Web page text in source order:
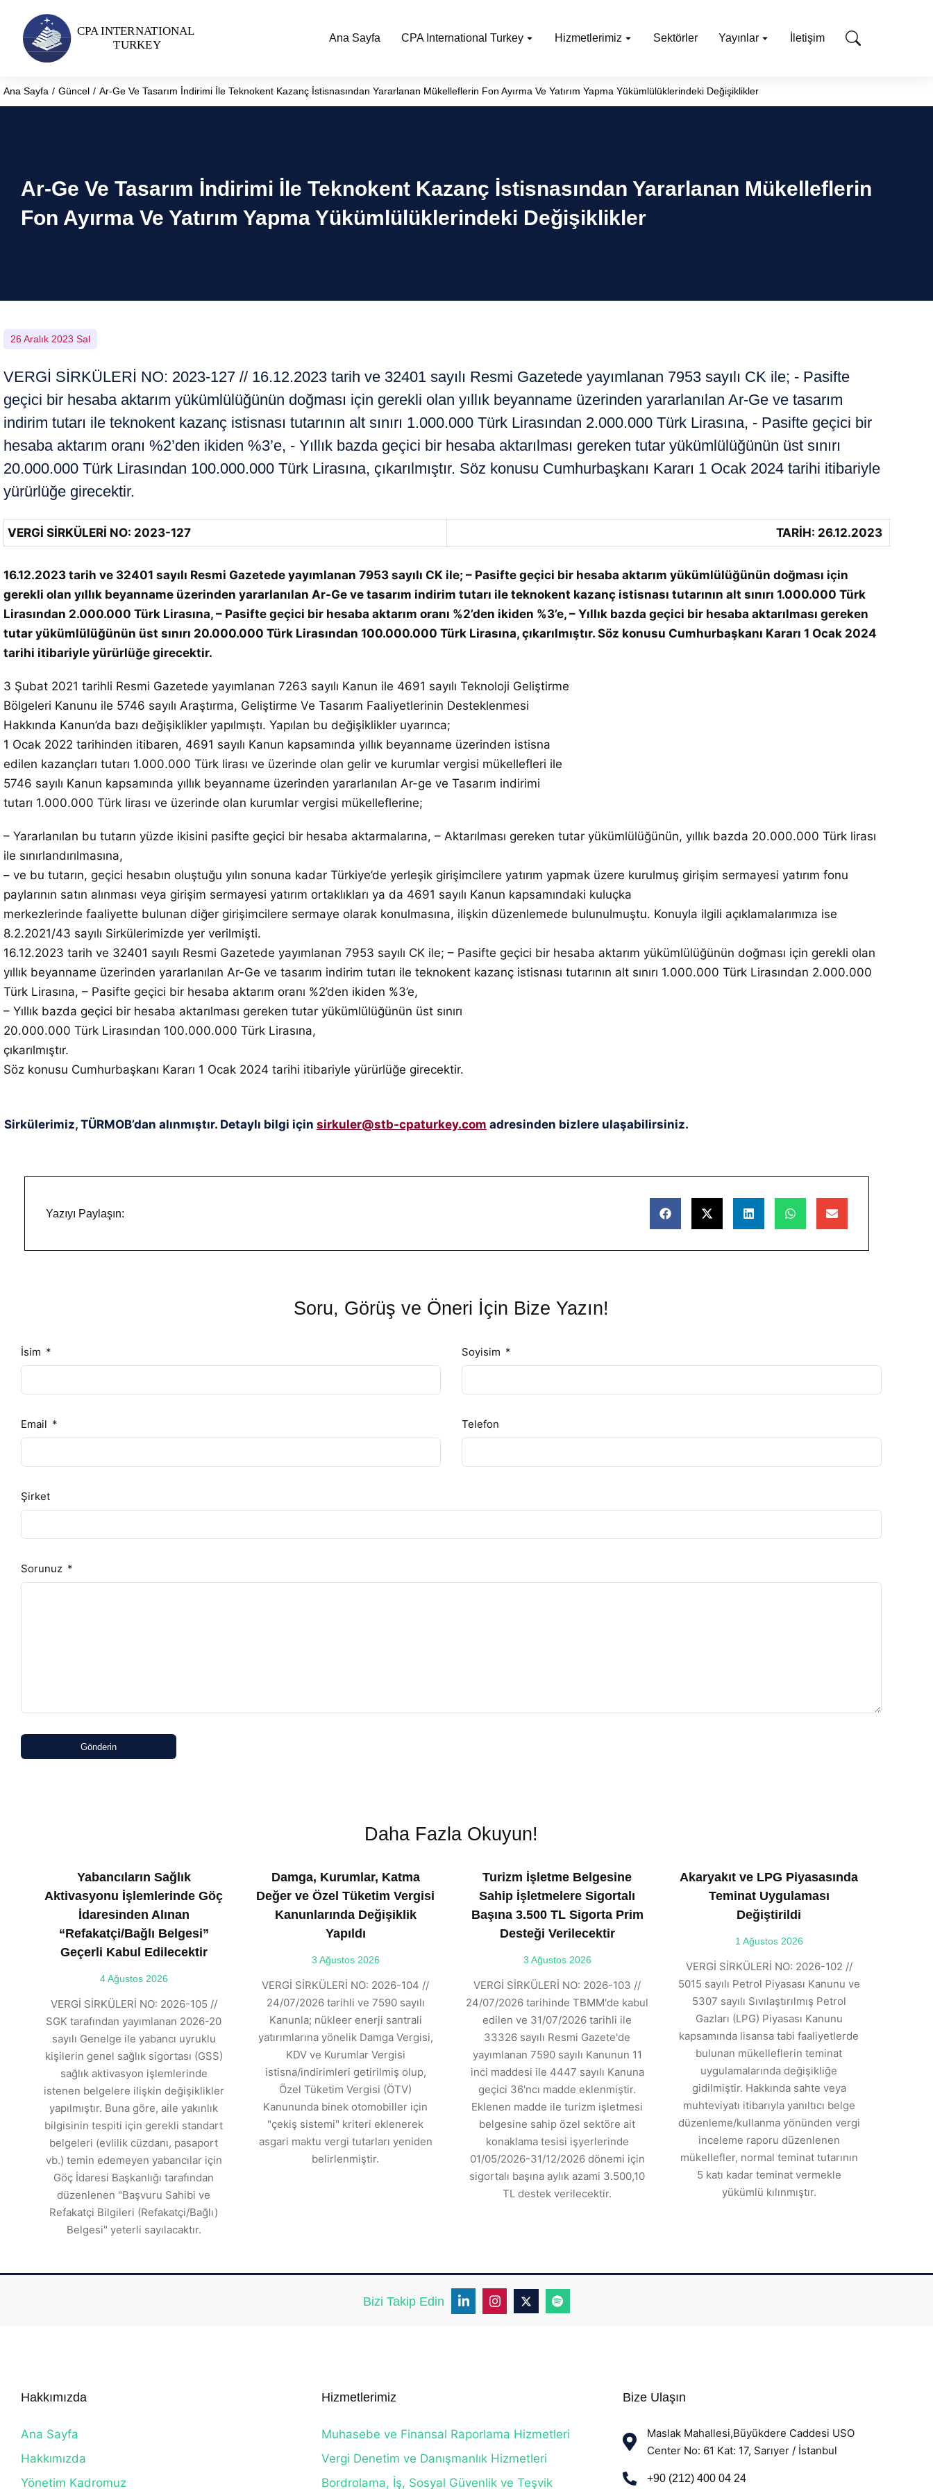
Ana Sayfa CPA International Turkey Hizmetlerimiz Sektörler Yayınlar İletişim
You are here:
Ana Sayfa Güncel Ar-Ge Ve Tasarım İndirimi İle Teknokent Kazanç İstisnasından Yararlanan Mükelleflerin Fon Ayırma Ve Yatırım Yapma Yükümlülüklerindeki Değişiklikler
Ar-Ge Ve Tasarım İndirimi İle Teknokent Kazanç İstisnasından Yararlanan Mükelleflerin
Fon Ayırma Ve Yatırım Yapma Yükümlülüklerindeki Değişiklikler
26 Aralık 2023 Sal
VERGİ SİRKÜLERİ NO: 2023-127 // 16.12.2023 tarih ve 32401 sayılı Resmi Gazetede yayımlanan 7953 sayılı CK ile; - Pasifte
geçici bir hesaba aktarım yükümlülüğünün doğması için gerekli olan yıllık beyanname üzerinden yararlanılan Ar-Ge ve tasarım
indirim tutarı ile teknokent kazanç istisnası tutarının alt sınırı 1.000.000 Türk Lirasından 2.000.000 Türk Lirasına, - Pasifte geçici bir
hesaba aktarım oranı %2’den ikiden %3’e, - Yıllık bazda geçici bir hesaba aktarılması gereken tutar yükümlülüğünün üst sınırı
20.000.000 Türk Lirasından 100.000.000 Türk Lirasına, çıkarılmıştır. Söz konusu Cumhurbaşkanı Kararı 1 Ocak 2024 tarihi itibariyle
yürürlüğe girecektir.
VERGİ SİRKÜLERİ NO: 2023-127 TARİH: 26.12.2023
16.12.2023 tarih ve 32401 sayılı Resmi Gazetede yayımlanan 7953 sayılı CK ile; – Pasifte geçici bir hesaba aktarım yükümlülüğünün doğması için
gerekli olan yıllık beyanname üzerinden yararlanılan Ar-Ge ve tasarım indirim tutarı ile teknokent kazanç istisnası tutarının alt sınırı 1.000.000 Türk
Lirasından 2.000.000 Türk Lirasına, – Pasifte geçici bir hesaba aktarım oranı %2’den ikiden %3’e, – Yıllık bazda geçici bir hesaba aktarılması gereken
tutar yükümlülüğünün üst sınırı 20.000.000 Türk Lirasından 100.000.000 Türk Lirasına, çıkarılmıştır. Söz konusu Cumhurbaşkanı Kararı 1 Ocak 2024
tarihi itibariyle yürürlüğe girecektir.
3 Şubat 2021 tarihli Resmi Gazetede yayımlanan 7263 sayılı Kanun ile 4691 sayılı Teknoloji Geliştirme
Bölgeleri Kanunu ile 5746 sayılı Araştırma, Geliştirme Ve Tasarım Faaliyetlerinin Desteklenmesi
Hakkında Kanun’da bazı değişiklikler yapılmıştı. Yapılan bu değişiklikler uyarınca;
1 Ocak 2022 tarihinden itibaren, 4691 sayılı Kanun kapsamında yıllık beyanname üzerinden istisna
edilen kazançları tutarı 1.000.000 Türk lirası ve üzerinde olan gelir ve kurumlar vergisi mükellefleri ile
5746 sayılı Kanun kapsamında yıllık beyanname üzerinden yararlanılan Ar-ge ve Tasarım indirimi
tutarı 1.000.000 Türk lirası ve üzerinde olan kurumlar vergisi mükelleflerine;
– Yararlanılan bu tutarın yüzde ikisini pasifte geçici bir hesaba aktarmalarına, – Aktarılması gereken tutar yükümlülüğünün, yıllık bazda 20.000.000 Türk lirası
ile sınırlandırılmasına,
– ve bu tutarın, geçici hesabın oluştuğu yılın sonuna kadar Türkiye’de yerleşik girişimcilere yatırım yapmak üzere kurulmuş girişim sermayesi yatırım fonu
paylarının satın alınması veya girişim sermayesi yatırım ortaklıkları ya da 4691 sayılı Kanun kapsamındaki kuluçka
merkezlerinde faaliyette bulunan diğer girişimcilere sermaye olarak konulmasına, ilişkin düzenlemede bulunulmuştu. Konuyla ilgili açıklamalarımıza ise
8.2.2021/43 sayılı Sirkülerimizde yer verilmişti.
16.12.2023 tarih ve 32401 sayılı Resmi Gazetede yayımlanan 7953 sayılı CK ile; – Pasifte geçici bir hesaba aktarım yükümlülüğünün doğması için gerekli olan
yıllık beyanname üzerinden yararlanılan Ar-Ge ve tasarım indirim tutarı ile teknokent kazanç istisnası tutarının alt sınırı 1.000.000 Türk Lirasından 2.000.000
Türk Lirasına, – Pasifte geçici bir hesaba aktarım oranı %2’den ikiden %3’e,
– Yıllık bazda geçici bir hesaba aktarılması gereken tutar yükümlülüğünün üst sınırı
20.000.000 Türk Lirasından 100.000.000 Türk Lirasına,
çıkarılmıştır.
Söz konusu Cumhurbaşkanı Kararı 1 Ocak 2024 tarihi itibariyle yürürlüğe girecektir.
Sirkülerimiz, TÜRMOB’dan alınmıştır. Detaylı bilgi için sirkuler@stb-cpaturkey.com adresinden bizlere ulaşabilirsiniz.
Yazıyı Paylaşın:
Soru, Görüş ve Öneri İçin Bize Yazın!
İsim Soyisim
Email Telefon
Şirket
Sorunuz
Gönderin
Daha Fazla Okuyun!
Yabancıların Sağlık
Aktivasyonu İşlemlerinde Göç
İdaresinden Alınan
“Refakatçi/Bağlı Belgesi”
Geçerli Kabul Edilecektir
4 Ağustos 2026
VERGİ SİRKÜLERİ NO: 2026-105 //
SGK tarafından yayımlanan 2026-20
sayılı Genelge ile yabancı uyruklu
kişilerin genel sağlık sigortası (GSS)
sağlık aktivasyon işlemlerinde
istenen belgelere ilişkin değişiklikler
yapılmıştır. Buna göre, aile yakınlık
bilgisinin tespiti için gerekli standart
belgeleri (evlilik cüzdanı, pasaport
vb.) temin edemeyen yabancılar için
Göç İdaresi Başkanlığı tarafından
düzenlenen "Başvuru Sahibi ve
Refakatçi Bilgileri (Refakatçi/Bağlı)
Belgesi" yeterli sayılacaktır.
Damga, Kurumlar, Katma
Değer ve Özel Tüketim Vergisi
Kanunlarında Değişiklik
Yapıldı
3 Ağustos 2026
VERGİ SİRKÜLERİ NO: 2026-104 //
24/07/2026 tarihli ve 7590 sayılı
Kanunla; nükleer enerji santrali
yatırımlarına yönelik Damga Vergisi,
KDV ve Kurumlar Vergisi
istisna/indirimleri getirilmiş olup,
Özel Tüketim Vergisi (ÖTV)
Kanununda binek otomobiller için
"çekiş sistemi" kriteri eklenerek
asgari maktu vergi tutarları yeniden
belirlenmiştir.
Turizm İşletme Belgesine
Sahip İşletmelere Sigortalı
Başına 3.500 TL Sigorta Prim
Desteği Verilecektir
3 Ağustos 2026
VERGİ SİRKÜLERİ NO: 2026-103 //
24/07/2026 tarihinde TBMM'de kabul
edilen ve 31/07/2026 tarihli ile
33326 sayılı Resmi Gazete'de
yayımlanan 7590 sayılı Kanunun 11
inci maddesi ile 4447 sayılı Kanuna
geçici 36'ncı madde eklenmiştir.
Eklenen madde ile turizm işletmesi
belgesine sahip özel sektöre ait
konaklama tesisi işyerlerinde
01/05/2026-31/12/2026 dönemi için
sigortalı başına aylık azami 3.500,10
TL destek verilecektir.
Akaryakıt ve LPG Piyasasında
Teminat Uygulaması
Değiştirildi
1 Ağustos 2026
VERGİ SİRKÜLERİ NO: 2026-102 //
5015 sayılı Petrol Piyasası Kanunu ve
5307 sayılı Sıvılaştırılmış Petrol
Gazları (LPG) Piyasası Kanunu
kapsamında lisansa tabi faaliyetlerde
bulunan mükelleflerin teminat
uygulamalarında değişikliğe
gidilmiştir. Hakkında sahte veya
muhteviyatı itibarıyla yanıltıcı belge
düzenleme/kullanma yönünden vergi
inceleme raporu düzenlenen
mükellefler, normal teminat tutarının
5 katı kadar teminat vermekle
yükümlü kılınmıştır.
Bizi Takip Edin
Hakkımızda
Ana Sayfa
Hakkımızda
Yönetim Kadromuz
Hizmetlerimiz
Muhasebe ve Finansal Raporlama Hizmetleri
Vergi Denetim ve Danışmanlık Hizmetleri
Bordrolama, İş, Sosyal Güvenlik ve Teşvik
Bize Ulaşın
Maslak Mahallesi,Büyükdere Caddesi USO
Center No: 61 Kat: 17, Sarıyer / İstanbul
+90 (212) 400 04 24